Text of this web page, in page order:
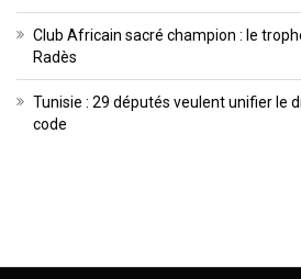
Club Africain sacré champion : le
Radès
Tunisie : 29 députés veulent unifier le
code